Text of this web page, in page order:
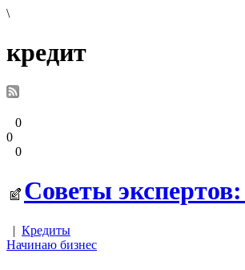
\
кредит
0
0
0
Советы
| Кредиты
Начинаю бизнес